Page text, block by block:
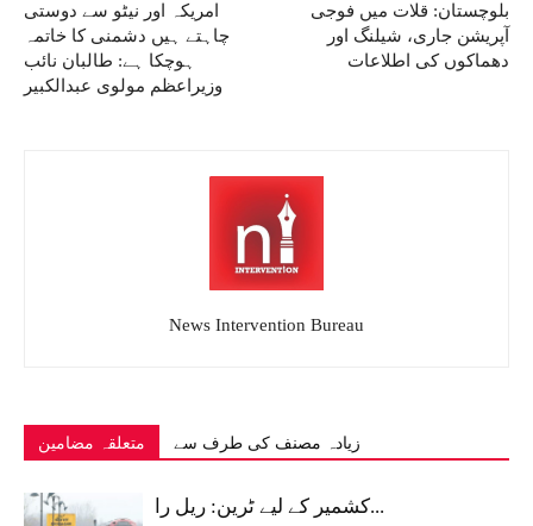
امریکہ اور نیٹو سے دوستی
چاہتے ہیں دشمنی کا خاتمہ
ہوچکا ہے: طالبان نائب
وزیراعظم مولوی عبدالکبیر
بلوچستان: قلات میں فوجی
آپریشن جاری، شیلنگ اور
دھماکوں کی اطلاعات
News Intervention Bureau
متعلقہ مضامین زیادہ مصنف کی طرف سے
کشمیر کے لیے ٹرین: ریل را...